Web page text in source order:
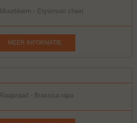
Muurbloem - Erysimum cheiri
MEER INFORMATIE
Raapzaad - Brassica rapa